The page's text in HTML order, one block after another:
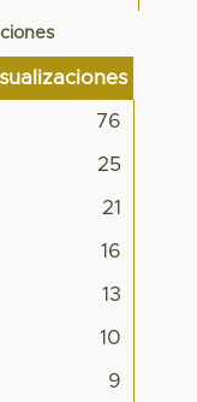
76
25
21
16
13
10
9